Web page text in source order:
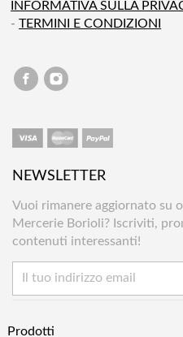
INFORMATIVA SULLA
-TERMINI E CONDIZIONI
NEWSLETTER
Vuoi rimanere aggiornato su
Mercerie Borioli? Iscriviti,
contenuti interessanti!
Prodotti